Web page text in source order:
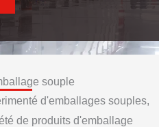
souple
d'emballages souples,
de produits d'emballage